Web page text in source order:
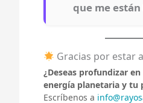
que me
Gracias por estar
¿Deseas profundizar
energía planetaria y tu
Escríbenos a